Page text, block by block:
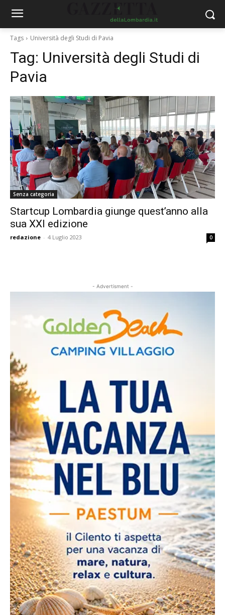
Tags Università degli Studi di Pavia
Tag: Università degli Studi di
Pavia
Senza categoria
Startcup Lombardia giunge quest’anno alla
sua XXI edizione
redazione - 4 Luglio 2023 0
- Advertisment -